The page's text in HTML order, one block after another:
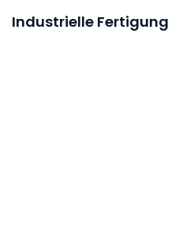
Industrielle Fertigung